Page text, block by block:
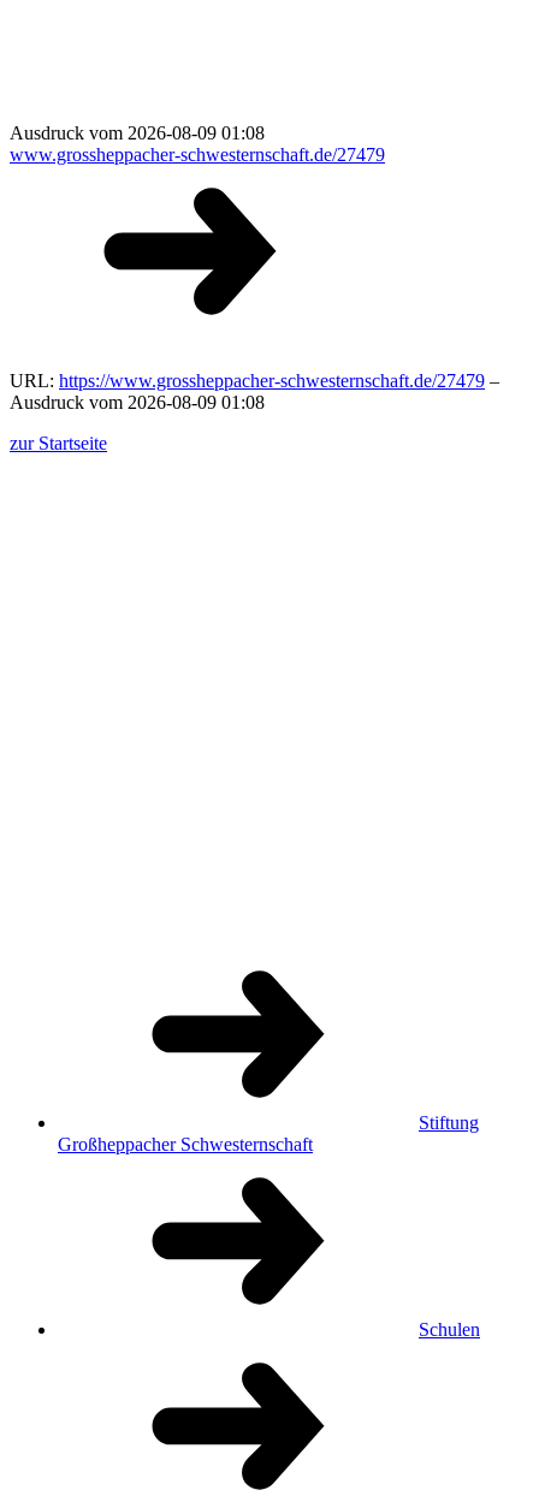
Ausdruck vom 2026-08-09 01:08
www.grossheppacher-schwesternschaft.de/27479
URL: https://www.grossheppacher-schwesternschaft.de/27479 –
Ausdruck vom 2026-08-09 01:08
zur Startseite
Stiftung
Großheppacher Schwesternschaft
Schulen